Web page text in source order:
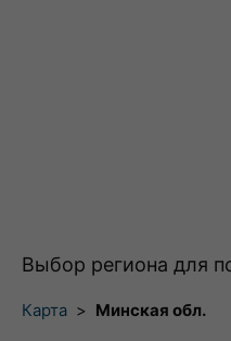
Выбор региона для
Карта > Минская обл.